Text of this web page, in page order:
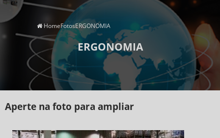
HomeFotosERGONOMIA
ERGONOMIA
Aperte na foto para ampliar